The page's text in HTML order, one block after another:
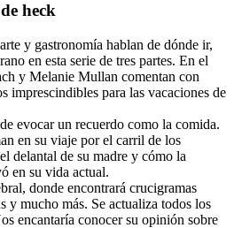
heck
y gastronomía hablan de dónde ir,
en esta serie de tres partes. En el
y Melanie Mullan comentan con
imprescindibles para las vacaciones de
evocar un recuerdo como la comida.
en su viaje por el carril de los
delantal de su madre y cómo la
en su vida actual.
donde encontrará crucigramas
y mucho más. Se actualiza todos los
encantaría conocer su opinión sobre